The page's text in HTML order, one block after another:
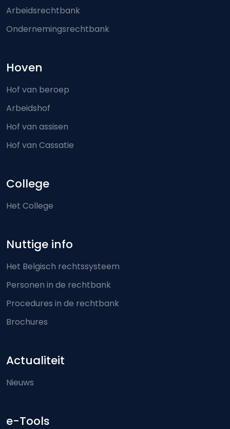
Arbeidsrechtbank
Ondernemingsrechtbank
Hoven
Hof van beroep
Arbeidshof
Hof van assisen
Hof van Cassatie
College
Het College
Nuttige info
Het Belgisch rechtssysteem
Personen in de rechtbank
Procedures in de rechtbank
Brochures
Actualiteit
Nieuws
e-Tools